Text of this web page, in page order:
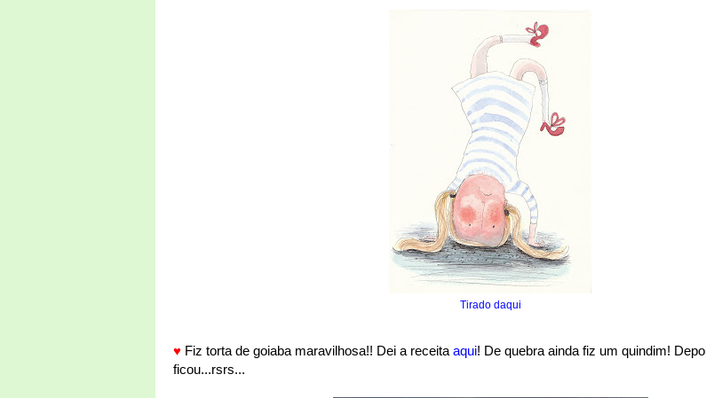
Tirado daqui
♥ Fiz torta de goiaba maravilhosa!! Dei a receita aqui! De quebra ainda fiz um quindim!
ficou...rsrs...